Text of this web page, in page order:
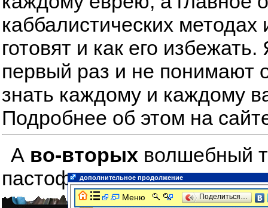
дополнительное продолжение
каббалистических
готовят и как его
первый раз и не понимают
знать каждому и каждому
Подробнее об этом на
А во-вторых волшебный
пастофарианцев друшлак